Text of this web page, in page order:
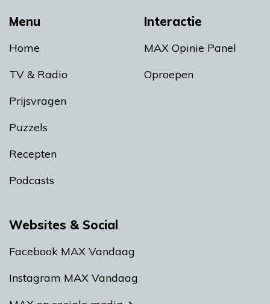
Menu
Home
TV & Radio
Prijsvragen
Puzzels
Recepten
Podcasts
Interactie
MAX Opinie Panel
Oproepen
Websites & Social
Facebook MAX Vandaag
Instagram MAX Vandaag